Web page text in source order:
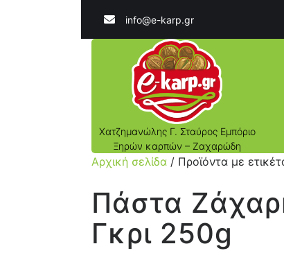
info@e-karp.gr
Χατζημανώλης Γ. Σταύρος Εμπόριο
Ξηρών καρπών – Ζαχαρώδη
Αρχική σελίδα / Προϊόντα με
Πάστα
Γκρι 250g